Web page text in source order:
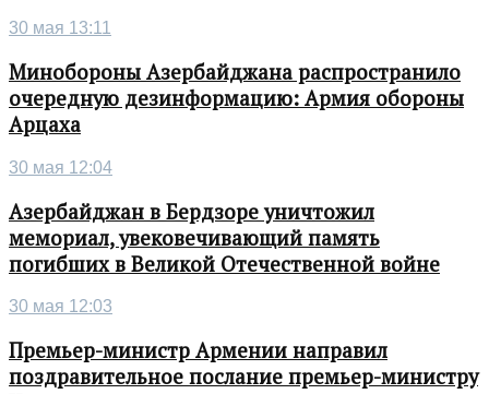
30 мая 13:11
Минобороны Азербайджана распространило
очередную дезинформацию: Армия обороны
Арцаха
30 мая 12:04
Азербайджан в Бердзоре уничтожил
мемориал, увековечивающий память
погибших в Великой Отечественной войне
30 мая 12:03
Премьер-министр Армении направил
поздравительное послание премьер-министру